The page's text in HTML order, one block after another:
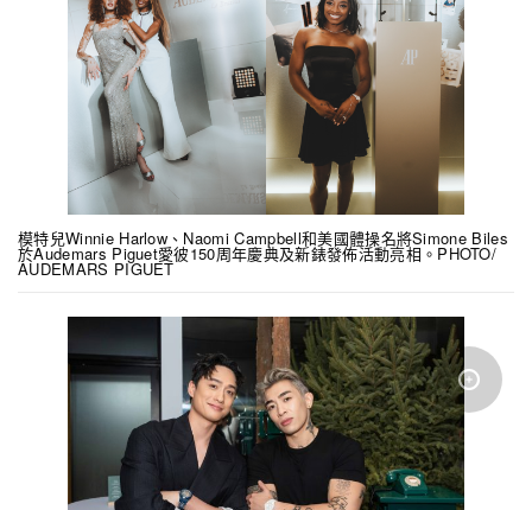
模特兒Winnie Harlow、Naomi Campbell和美國體操名將Simone Biles
於Audemars Piguet愛彼150周年慶典及新錶發佈活動亮相。PHOTO/
AUDEMARS PIGUET